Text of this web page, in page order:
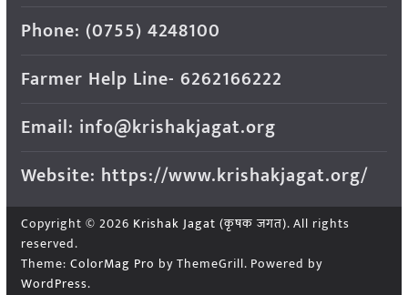
Phone: (0755) 4248100
Farmer Help Line- 6262166222
Email: info@krishakjagat.org
Website: https://www.krishakjagat.org/
Copyright © 2026 Krishak Jagat (कृषक जगत). All rights
reserved.
Theme: ColorMag Pro by ThemeGrill. Powered by
WordPress.